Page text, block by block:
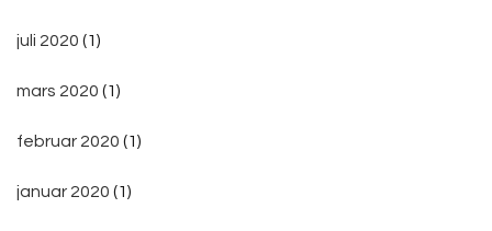
juli 2020 (1)
mars 2020 (1)
februar 2020 (1)
januar 2020 (1)